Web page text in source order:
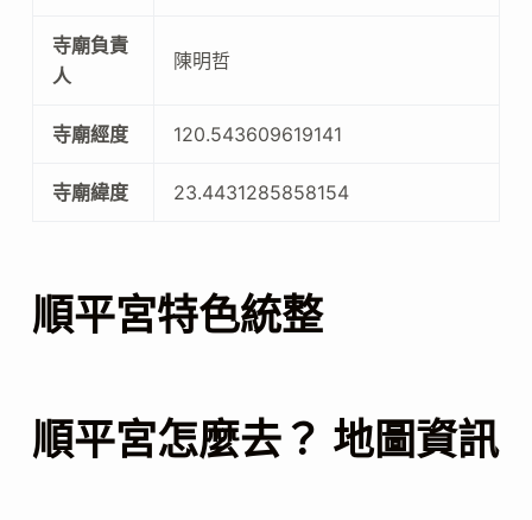
寺廟負責
人
陳明哲
寺廟經度 120.543609619141
寺廟緯度 23.4431285858154
順平宮特色統整
順平宮怎麼去？ 地圖資訊